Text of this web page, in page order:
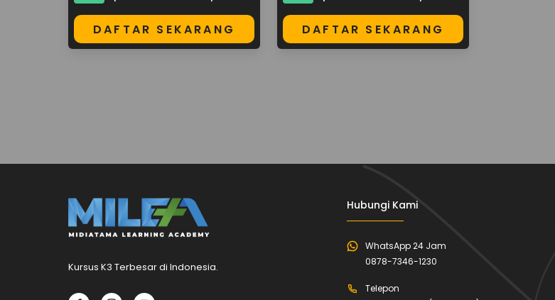
DAFTAR SEKARANG DAFTAR SEKARANG
Kursus K3 Terbesar di Indonesia.
Hubungi Kami
WhatsApp 24 Jam
0878-7346-1230
Telepon